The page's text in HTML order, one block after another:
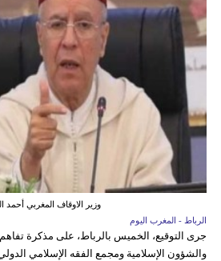
وزير الاوقاف المغربي أحمد
الرباط - المغرب اليوم
جرى التوقيع، الخميس بالرباط، على مذكرة تفاهم
والشؤون الإسلامية ومجمع الفقه الإسلامي